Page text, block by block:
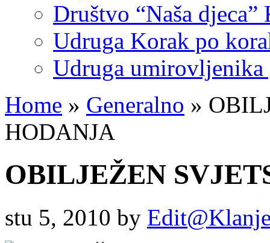
Društvo “Naša djeca”
Udruga Korak po
Udruga umirovljenika
Home » Generalno »
HODANJA
OBILJEŽEN
stu 5, 2010 by